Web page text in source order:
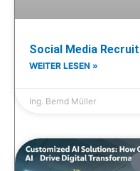
Social Media
WEITER LESEN »
Ing. Bernd Müller